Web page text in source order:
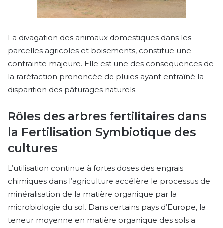
La divagation des animaux domestiques dans les
parcelles agricoles et boisements, constitue une
contrainte majeure. Elle est une des consequences de
la raréfaction prononcée de pluies ayant entraîné la
disparition des pâturages naturels.
Rôles des arbres fertilitaires dans
la Fertilisation Symbiotique des
cultures
L’utilisation continue à fortes doses des engrais
chimiques dans l’agriculture accélère le processus de
minéralisation de la matière organique par la
microbiologie du sol. Dans certains pays d’Europe, la
teneur moyenne en matière organique des sols a